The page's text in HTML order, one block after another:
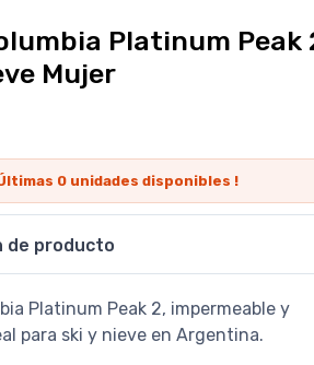
Platinum Peak
Mujer
0 unidades disponibles !
de producto
Platinum Peak 2, impermeable y
para ski y nieve en Argentina.